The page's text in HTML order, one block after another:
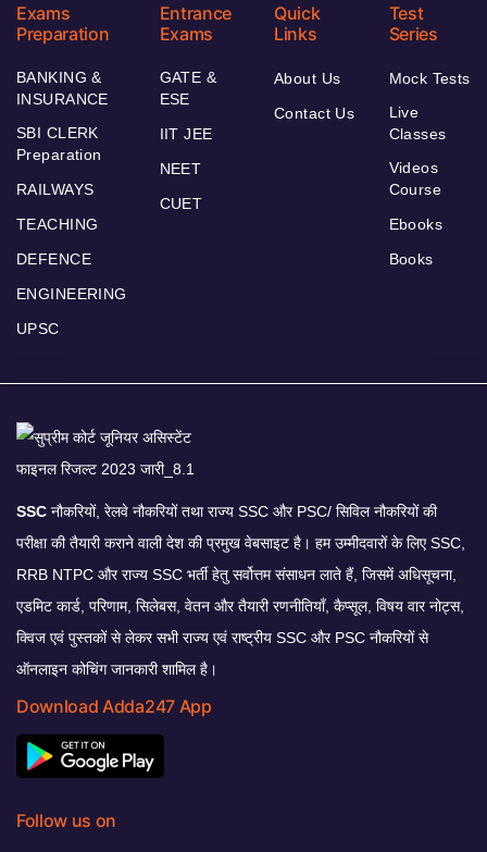
Exams
Preparation
BANKING &
INSURANCE
SBI CLERK
Preparation
RAILWAYS
TEACHING
DEFENCE
ENGINEERING
UPSC
Entrance
Exams
GATE &
ESE
IIT JEE
NEET
CUET
Quick
Links
About Us
Contact Us
Test
Series
Mock Tests
Live
Classes
Videos
Course
Ebooks
Books
SSC नौकरियों, रेलवे नौकरियों तथा राज्य SSC और PSC/ सिविल नौकरियों की
परीक्षा की तैयारी कराने वाली देश की प्रमुख वेबसाइट है। हम उम्मीदवारों के लिए SSC,
RRB NTPC और राज्य SSC भर्ती हेतु सर्वोत्तम संसाधन लाते हैं, जिसमें अधिसूचना,
एडमिट कार्ड, परिणाम, सिलेबस, वेतन और तैयारी रणनीतियाँ, कैप्सूल, विषय वार नोट्स,
क्विज एवं पुस्तकों से लेकर सभी राज्य एवं राष्ट्रीय SSC और PSC नौकरियों से
ऑनलाइन कोचिंग जानकारी शामिल है।
Download Adda247 App
Follow us on